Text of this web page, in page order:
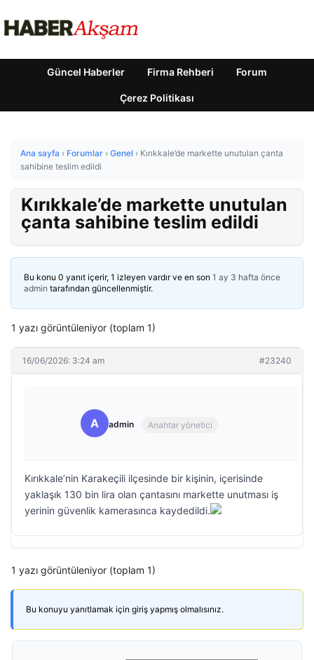
Güncel Haberler Firma Rehberi Forum
Çerez Politikası
Ana sayfa › Forumlar › Genel › Kırıkkale’de markette unutulan çanta
sahibine teslim edildi
Kırıkkale’de markette unutulan
çanta sahibine teslim edildi
Bu konu 0 yanıt içerir, 1 izleyen vardır ve en son 1 ay 3 hafta önce
admin tarafından güncellenmiştir.
1 yazı görüntüleniyor (toplam 1)
16/06/2026: 3:24 am #23240
A admin Anahtar yönetici
Kırıkkale’nin Karakeçili ilçesinde bir kişinin, içerisinde
yaklaşık 130 bin lira olan çantasını markette unutması iş
yerinin güvenlik kamerasınca kaydedildi.
1 yazı görüntüleniyor (toplam 1)
Bu konuyu yanıtlamak için giriş yapmış olmalısınız.